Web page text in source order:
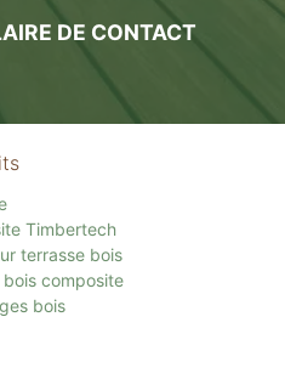
DE CONTACT
Timbertech
terrasse bois
composite
bois